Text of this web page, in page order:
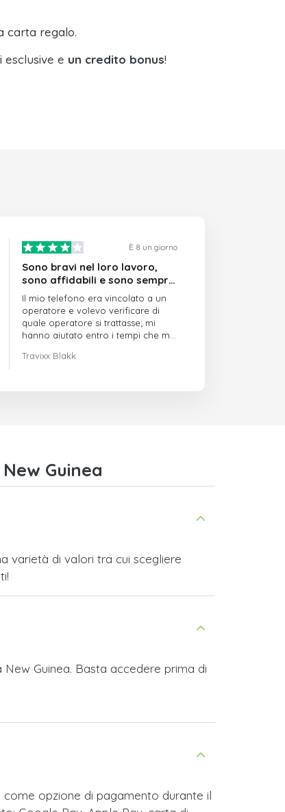
carta regalo.
e un credito bonus!
È 8 un giorno
Sono bravi nel loro lavoro,
sono affidabili e sono sempre
puntuali
Il mio telefono era vincolato a un
operatore e volevo verificare di
quale operatore si trattasse; mi
hanno aiutato entro i tempi che mi
Travixx Blakk
Guinea
varietà di valori tra cui scegliere
Guinea. Basta accedere prima di
opzione di pagamento durante il